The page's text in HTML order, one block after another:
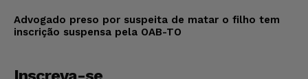
Advogado preso por suspeita de matar o filho tem
inscrição suspensa pela OAB-TO